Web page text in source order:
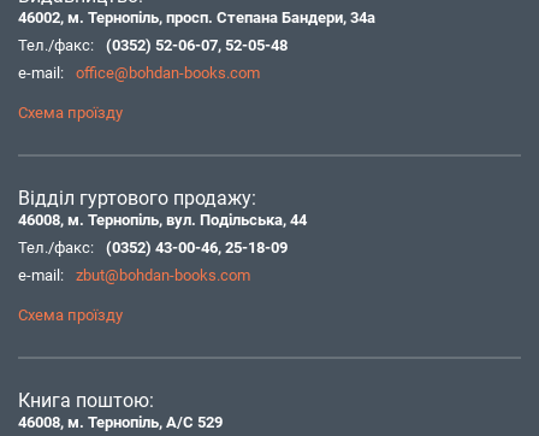
46002, м. Тернопіль, просп. Степана Бандери, 34а
Тел./факс:
(0352) 52-06-07, 52-05-48
e-mail:
office@bohdan-books.com
Схема проїзду
Відділ гуртового продажу:
46008, м. Тернопіль, вул. Подільська, 44
Тел./факс:
(0352) 43-00-46, 25-18-09
e-mail:
zbut@bohdan-books.com
Схема проїзду
Книга поштою:
46008, м. Тернопіль, А/С 529